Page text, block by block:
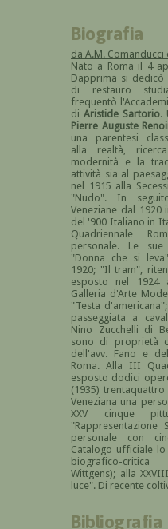
Biografia
da A.M. Comanducci
Nato a Roma il 4
Dapprima si
di restauro
frequentò
di Aristide Sartorio.
Pierre Auguste
una parentesi
alla realtà,
modernità e la
attività sia al
nel 1915 alla
"Nudo". In
Veneziane dal
del '900 Italiano in
Quadriennale
personale. Le
"Donna che si
1920; "Il tram",
esposto nel 1924
Galleria d'Arte
"Testa
passeggiata a
Nino Zucchelli di
sono di proprietà
dell'avv. Fano e
Roma. Alla III
esposto dodici
(1935) trentaquattro
Veneziana una
XXV cinque
"Rappresentazione
personale con
Catalogo ufficiale
biografico-
Wittgens); alla
luce". Di recente
Bibliografia